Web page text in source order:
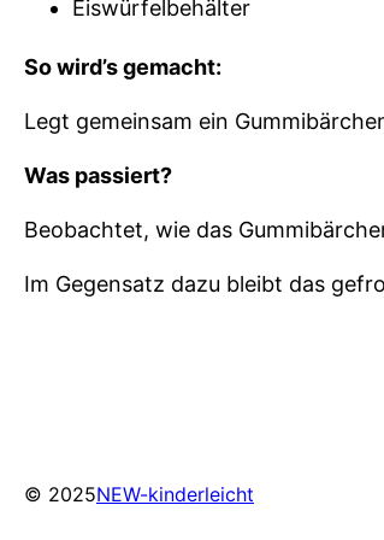
Eiswürfelbehälter
So wird’s gemacht:
Legt gemeinsam ein
Was passiert?
Beobachtet, wie das
Im Gegensatz dazu bleibt das
© 2025NEW-kinderleicht